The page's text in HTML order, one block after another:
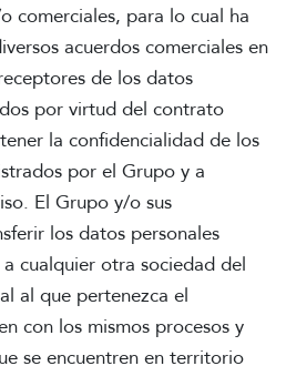
comerciales, para lo cual ha
acuerdos comerciales en
de los datos
por virtud del contrato
la confidencialidad de los
por el Grupo y a
El Grupo y/o sus
los datos personales
cualquier otra sociedad del
al que pertenezca el
con los mismos procesos y
se encuentren en territorio